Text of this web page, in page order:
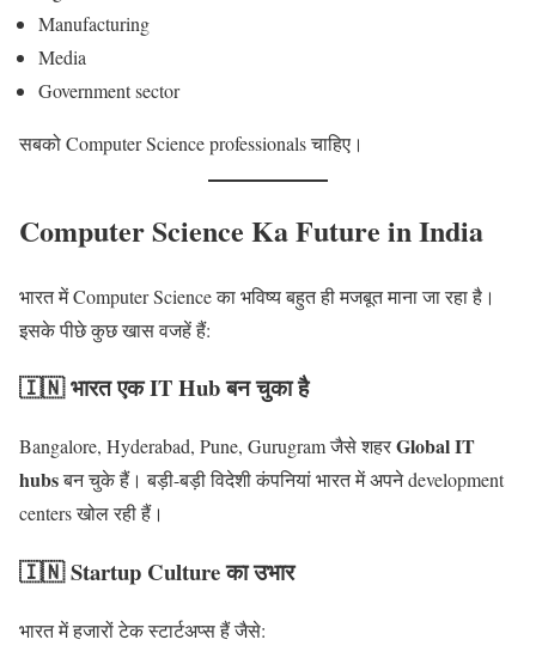
Manufacturing
Media
Government sector
सबको Computer Science professionals चाहिए।
Computer Science Ka Future in India
भारत में Computer Science का भविष्य बहुत ही मजबूत माना जा रहा है।
इसके पीछे कुछ खास वजहें हैं:
🇮🇳 भारत एक IT Hub बन चुका है
Bangalore, Hyderabad, Pune, Gurugram जैसे शहरGlobal IT
hubsबन चुके हैं। बड़ी-बड़ी विदेशी कंपनियां भारत में अपने development
centers खोल रही हैं।
🇮🇳 Startup Culture का उभार
भारत में हजारों टेक स्टार्टअप्स हैं जैसे: